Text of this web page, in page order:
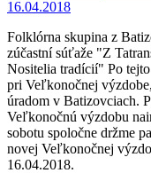
Folklórna skupina z
zúčastní súťaže "Z
Nositelia tradícií" Po
pri Veľkonočnej
úradom v Batizovciach.
Veľkonočnú výzdobu
sobotu spoločne držme
novej Veľkonočnej
16.04.2018.